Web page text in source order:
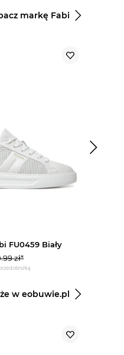
markę Fabi
FU0459 Biały
zł*
obniżką
w eobuwie.pl